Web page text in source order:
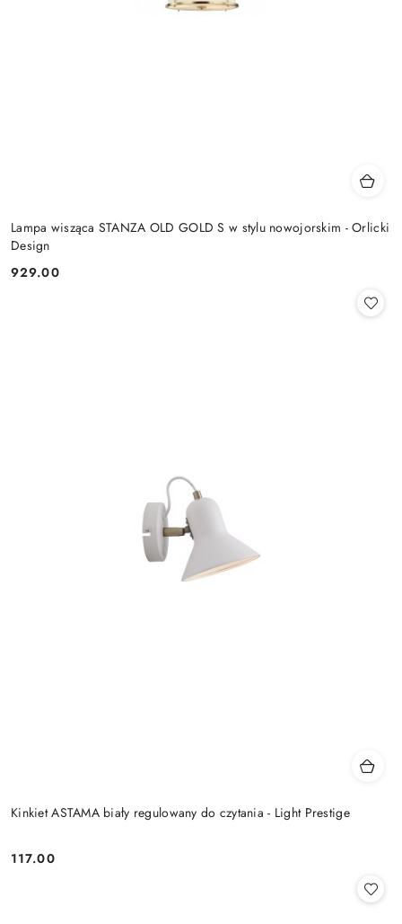
Lampa wisząca STANZA OLD GOLD S w stylu nowojorskim - Orlicki
Design
Cena:
929.00
Kinkiet ASTAMA biały regulowany do czytania - Light Prestige
Cena:
117.00